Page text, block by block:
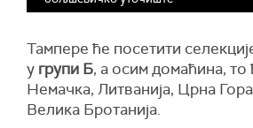
Тампере ће посетити
у групи Б, а осим домаћина, то
Немачка, Литванија, Црна
Велика Бротанија.